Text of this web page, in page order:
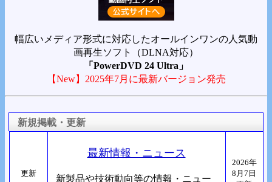
幅広いメディア形式に対応したオールインワンの人気動
画再生ソフト（DLNA対応）
「PowerDVD 24 Ultra」
【New】2025年7月に最新バージョン発売
新規掲載・更新
更新
最新情報・ニュース
新製品や技術動向等の情報・ニュー
2026年
8月7日